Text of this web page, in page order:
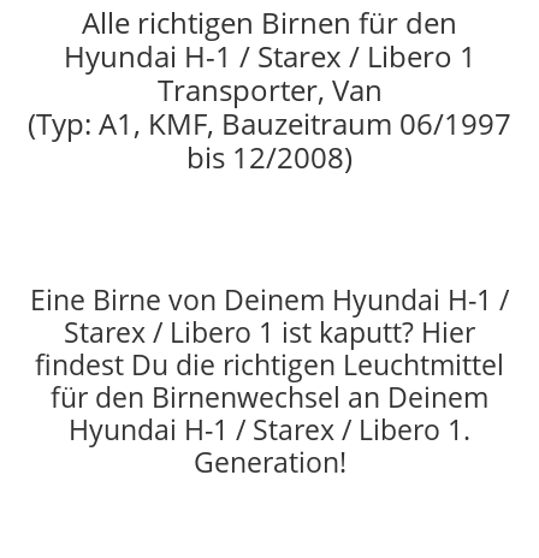
Alle richtigen Birnen für den
Hyundai H-1 / Starex / Libero 1
Transporter, Van
(Typ: A1, KMF, Bauzeitraum 06/1997
bis 12/2008)
Eine Birne von Deinem Hyundai H-1 /
Starex / Libero 1 ist kaputt? Hier
findest Du die richtigen Leuchtmittel
für den Birnenwechsel an Deinem
Hyundai H-1 / Starex / Libero 1.
Generation!